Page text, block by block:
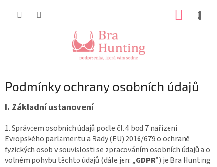
Podmínky ochrany osobních údajů
I. Základní ustanovení
1. Správcem osobních údajů podle čl. 4 bod 7 nařízení
Evropského parlamentu a Rady (EU) 2016/679 o ochraně
fyzických osob v souvislosti se zpracováním osobních údajů a o
volném pohybu těchto údajů (dále jen: „GDPR”) je Bra Hunting